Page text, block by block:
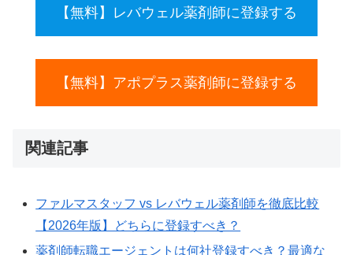
【無料】レバウェル薬剤師に登録する
【無料】アポプラス薬剤師に登録する
関連記事
ファルマスタッフ vs レバウェル薬剤師を徹底比較
【2026年版】どちらに登録すべき？
薬剤師転職エージェントは何社登録すべき？最適な